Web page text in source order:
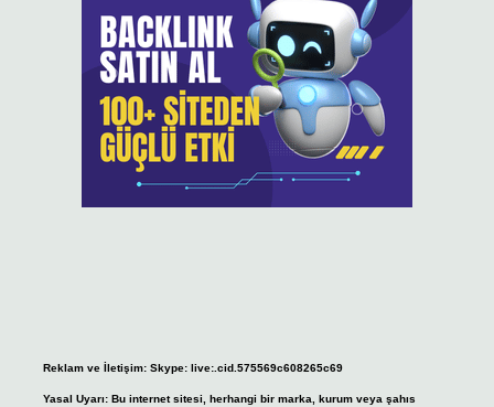
Reklam ve İletişim: Skype: live:.cid.575569c608265c69
Yasal Uyarı: Bu internet sitesi, herhangi bir marka, kurum veya şahıs